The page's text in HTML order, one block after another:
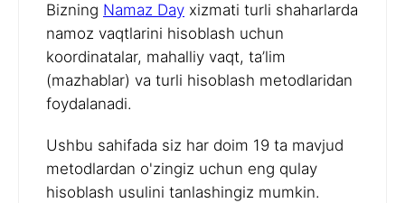
Bizning Namaz Day xizmati turli shaharlarda
namoz vaqtlarini hisoblash uchun
koordinatalar, mahalliy vaqt, ta’lim
(mazhablar) va turli hisoblash metodlaridan
foydalanadi.
Ushbu sahifada siz har doim 19 ta mavjud
metodlardan o'zingiz uchun eng qulay
hisoblash usulini tanlashingiz mumkin.